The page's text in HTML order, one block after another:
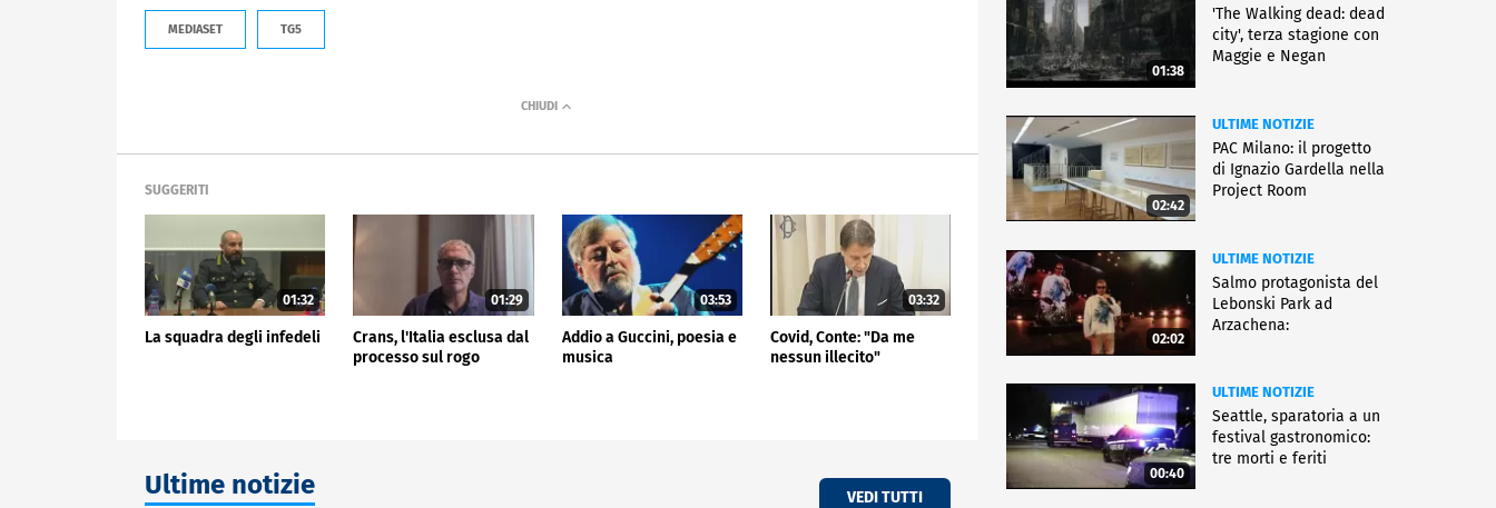
MEDIASET TG5
SUGGERITI
01:32
La squadra degli infedeli
01:29
Crans, l'Italia esclusa dal
processo sul rogo
03:53
Addio a Guccini, poesia e
musica
03:32
Covid, Conte: "Da me
nessun illecito"
Ultime notizie VEDI TUTTI
01:38
'The Walking dead: dead
city', terza stagione con
Maggie e Negan
02:42
ULTIME NOTIZIE
PAC Milano: il progetto
di Ignazio Gardella nella
Project Room
02:02
ULTIME NOTIZIE
Salmo protagonista del
Lebonski Park ad
Arzachena:
00:40
ULTIME NOTIZIE
Seattle, sparatoria a un
festival gastronomico:
tre morti e feriti